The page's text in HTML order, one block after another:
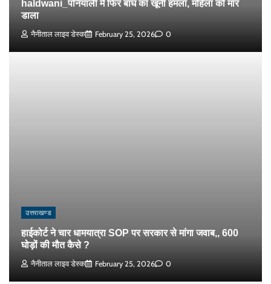
haldwani_पनियाली में फिर बाघ का खूनी हमला, महिला को मार
डाला
नैनीताल लाइव डेस्क February 25, 2026 0
उत्तराखण्ड
हाईकोर्ट ने चार धामयात्रा SOP पर सरकार से मांगा जवाब,, 600
घोड़ों की मौत कैसे ?
नैनीताल लाइव डेस्क February 25, 2026 0